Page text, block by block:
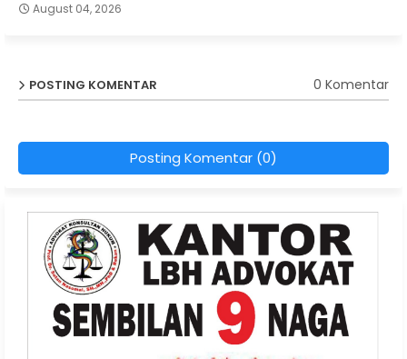
August 04, 2026
POSTING KOMENTAR 0 Komentar
Posting Komentar (0)